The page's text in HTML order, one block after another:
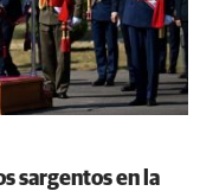
sargentos en la